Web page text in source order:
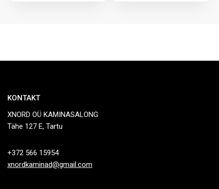
KONTAKT
XNORD OÜ KAMINASALONG
Tähe 127 E, Tartu
+372 566 15954
xnordkaminad@gmail.com